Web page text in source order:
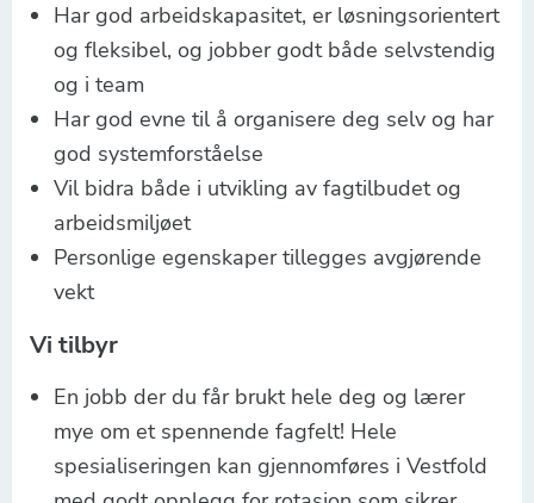
Har god arbeidskapasitet, er løsningsorientert
og fleksibel, og jobber godt både selvstendig
og i team
Har god evne til å organisere deg selv og har
god systemforståelse
Vil bidra både i utvikling av fagtilbudet og
arbeidsmiljøet
Personlige egenskaper tillegges avgjørende
vekt
Vi tilbyr
En jobb der du får brukt hele deg og lærer
mye om et spennende fagfelt! Hele
spesialiseringen kan gjennomføres i Vestfold